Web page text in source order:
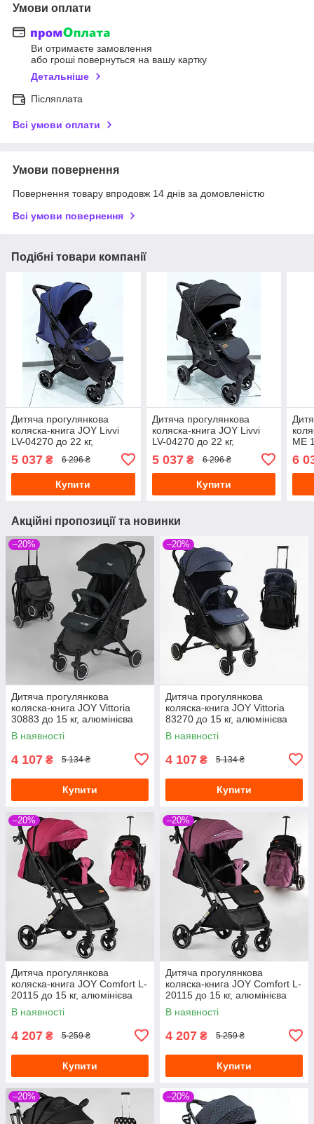
Умови оплати
Ви отримаєте замовлення
або гроші повернуться на вашу картку
Детальніше
Післяплата
Всі умови оплати
Умови повернення
Повернення товару впродовж 14 днів за домовленістю
Всі умови повернення
Подібні товари компанії
Дитяча прогулянкова
коляска-книга JOY Livvi
LV-04270 до 22 кг,
підсклянник, телескопічна
5 037 ₴ 6 296 ₴
Купити
Дитяча прогулянкова
коляска-книга JOY Livvi
LV-04270 до 22 кг,
підсклянник, телескопічна
5 037₴ 6 296 ₴
Купити
ME
6
Акційні пропозиції та новинки
–20%
Дитяча прогулянкова
коляска-книга JOY Vittoria
30883 до 15 кг, алюмінієва
рама, телескопічна ручка
В наявності
4 107 ₴ 5 134 ₴
Купити
–20%
Дитяча прогулянкова
коляска-книга JOY Vittoria
83270 до 15 кг, алюмінієва
рама, телескопічна ручка,
В наявності
4 107 ₴ 5 134 ₴
Купити
–20%
Дитяча прогулянкова
коляска-книга JOY Comfort L-
20115 до 15 кг, алюмінієва
рама, підсклянник,
В наявності
4 207 ₴ 5 259 ₴
Купити
–20%
Дитяча прогулянкова
коляска-книга JOY Comfort L-
20115 до 15 кг, алюмінієва
рама, підсклянник,
В наявності
4 207 ₴ 5 259 ₴
Купити
–20% –20%